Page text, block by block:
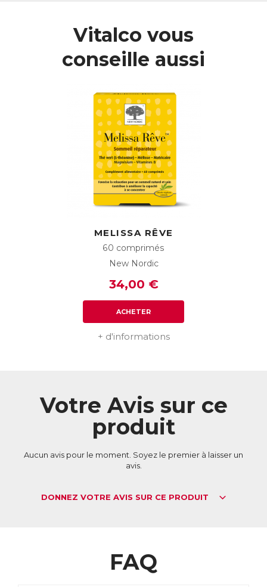
L’action du Thé Vert est complétée par celle de la Vitamine
B5, qui favorise des performances intellectuelles normales,
et par celle de l’Iode, qui soutient les fonctions cognitives.
aux Vitamines B qui contribuent à réduire la fatigue.
3401529518637
Télécharger la fiche produit
Vitalco vous
conseille aussi
MELISSA RÊVE
60 comprimés
New Nordic
34,00 €
ACHETER
+ d'informations
Votre Avis sur ce
produit
Aucun avis pour le moment. Soyez le premier à laisser un
avis.
DONNEZ VOTRE AVIS SUR CE PRODUIT
FAQ